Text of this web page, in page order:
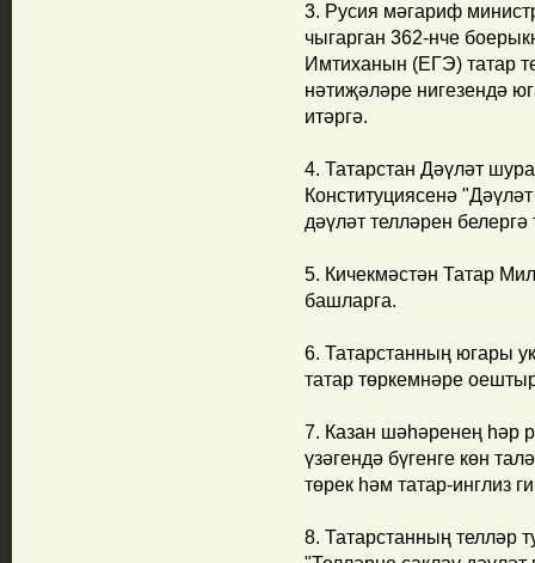
3. Русия мәгариф
чыгарган 362-нче
Имтиханын (ЕГЭ) татар
нәтиҗәләре нигезендә
итәргә.
4. Татарстан Дәүләт
Конституциясенә
дәүләт телләрен
5. Кичекмәстән Татар
башларга.
6. Татарстанның югары
татар төркемнәре
7. Казан шәһәренең һәр
үзәгендә бүгенге көн
төрек һәм татар-инглиз
8. Татарстанның телләр